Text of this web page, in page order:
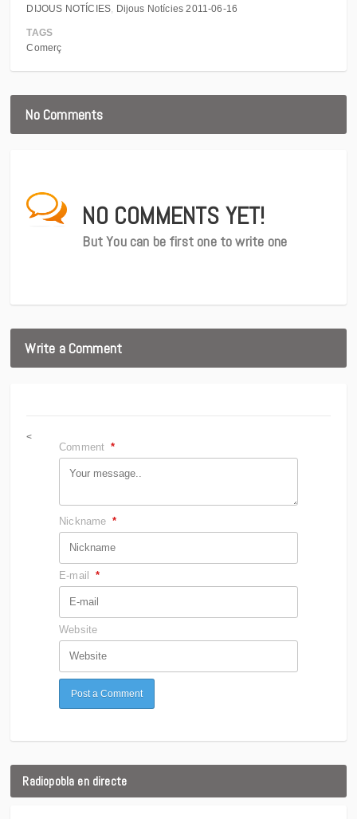
DIJOUS NOTÍCIES
Dijous Notícies 2011-06-16
TAGS
Comerç
No Comments
NO COMMENTS YET!
But You can be first one to write one
Write a Comment
<
Comment *
Nickname *
E-mail *
Website
Radiopobla en directe